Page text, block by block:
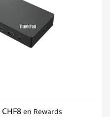
CHF8 en Rewards